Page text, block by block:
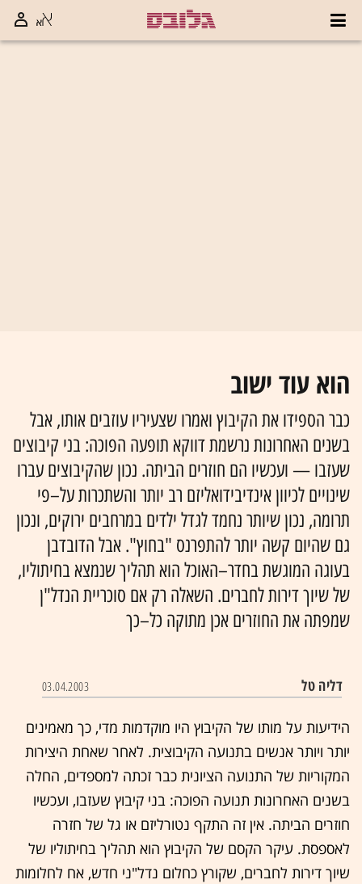
הוא עוד ישוב
כבר הספידו את הקיבוץ ואמרו שצעיריו עוזבים אותו, אבל
בשנים האחרונות נרשמת דווקא תופעה הפוכה: בני קיבוצים
שעזבו — ועכשיו הם חוזרים הביתה. נכון שהקיבוצים עברו
שינויים לכיוון אינדיבידואליזם רב יותר והשתכרות על–פי
תרומה, נכון שיותר נחמד לגדל ילדים במרחבים ירוקים, ונכון
גם שהיום קשה יותר להתפרנס "בחוץ". אבל הדובדבן
בעוגה המוגשת בחדר–האוכל הוא תהליך שנמצא בחיתוליו,
של שיוך דירות לחברים. השאלה רק אם סוכריית הנדל"ן
שמפתה את החוזרים אכן מתוקה כל–כך
דליה טל 03.04.2003
הידיעות על מותו של הקיבוץ היו מוקדמות מדי, כך מאמינים
יותר ויותר אנשים בתנועה הקיבוצית. לאחר שאחת היצירות
המקוריות של התנועה הציונית כבר זכתה למספדים, החלה
בשנים האחרונות תנועה הפוכה: בני קיבוץ שעזבו, ועכשיו
חוזרים הביתה. אין זה התקף נטורליזם או גל של חזרה
לאספסת. עיקר הקסם של הקיבוץ הוא תהליך בחיתוליו של
שיוך דירות לחברים, שקורץ כחלום נדל"ני חדש, אח לחלומות